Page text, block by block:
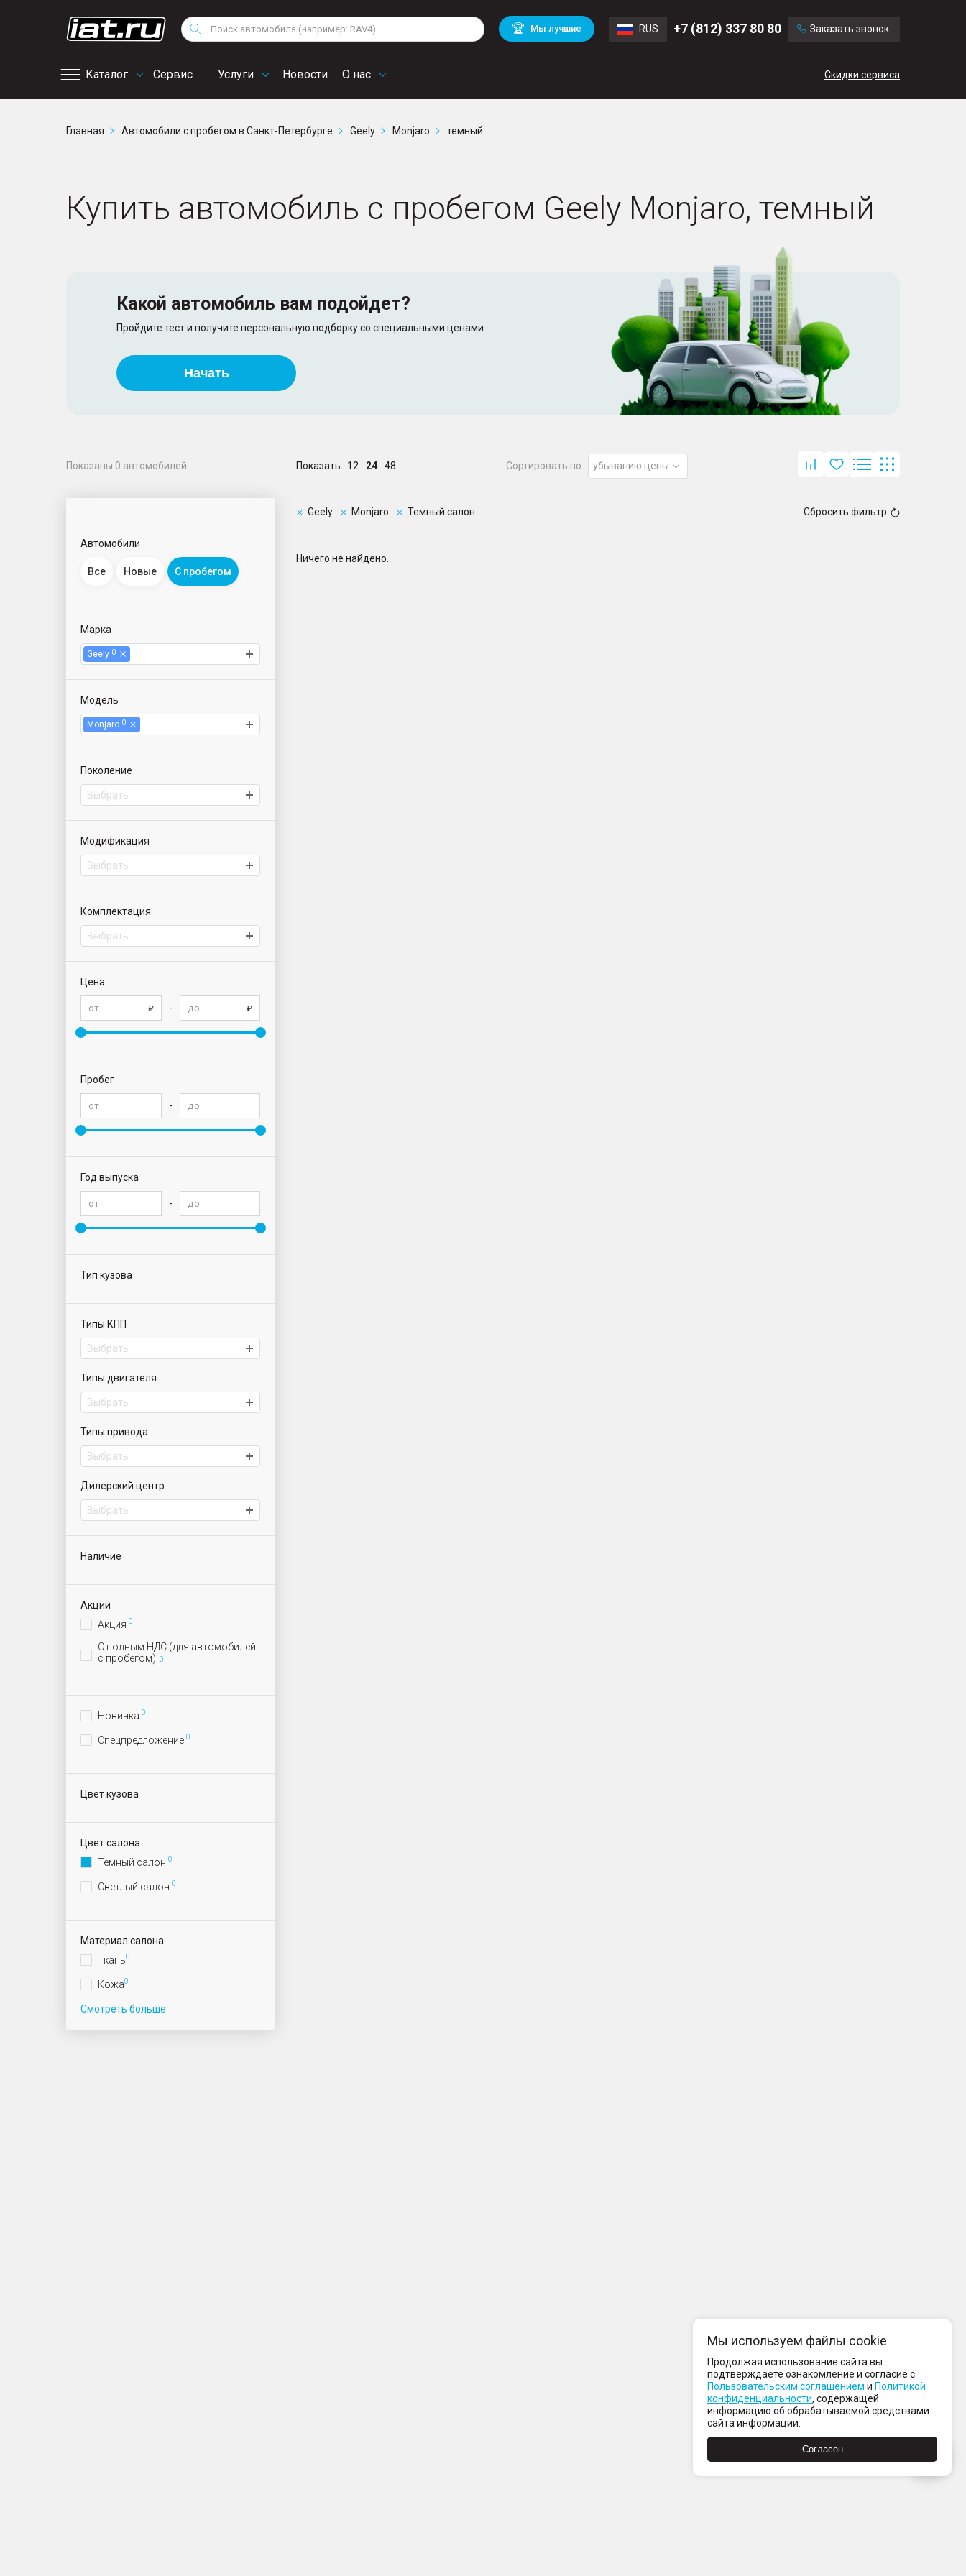
Поиск 🏆 Мы лучшие RUS +7 (812) 337 80 80 Заказать звонок
Каталог Сервис
сервис
Услуги Новости О нас Скидки сервиса
Снегоходы
Квадроциклы
Volkswagen
Mitsubishi BMW
Audi
Chevrolet Mercedes Benz
Главная Автомобили с пробегом в Санкт-Петербурге Geely Monjaro темный
Купить автомобиль с пробегом Geely Monjaro, темный
Какой автомобиль вам подойдет?
Пройдите тест и получите персональную подборку со специальными ценами
Начать
Показаны 0 автомобилей
Автомобили
Все Новые С пробегом
Марка
Geely 0
Модель
Monjaro 0
Поколение
Выбрать
Модификация
Выбрать
Комплектация
Выбрать
Цена
-
Пробег
-
Год выпуска
-
Тип кузова
Типы КПП
Выбрать
Типы двигателя
Выбрать
Типы привода
Выбрать
Дилерский центр
Выбрать
Наличие
Акции
Акция 0
С полным НДС (для автомобилей
с пробегом) 0
Новинка 0
Спецпредложение 0
Цвет кузова
Цвет салона
Темный салон 0
Светлый салон 0
Материал салона
Ткань0
Кожа0
Смотреть больше
Показать: 12 24 48 Сортировать по: убыванию цены
Geely Monjaro Темный салон Сбросить фильтр
Ничего не найдено.
Мы используем файлы cookie
Продолжая использование сайта вы
подтверждаете ознакомление и согласие с
Пользовательским соглашением и Политикой
конфиденциальности, содержащей
информацию об обрабатываемой средствами
сайта информации.
Согласен